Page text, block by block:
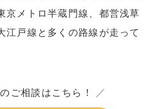
京メトロ半蔵門線、都営浅草
江戸線と多くの路線が走って
ご相談はこちら！ ／